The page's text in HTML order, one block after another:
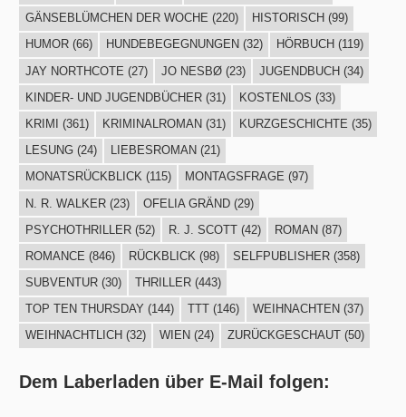
GÄNSEBLÜMCHEN DER WOCHE (220) HISTORISCH (99)
HUMOR(66) HUNDEBEGEGNUNGEN (32) HÖRBUCH (119)
JAY NORTHCOTE (27) JO NESBØ(23) JUGENDBUCH(34)
KINDER- UND JUGENDBÜCHER(31) KOSTENLOS (33)
KRIMI
(361) KRIMINALROMAN (31) KURZGESCHICHTE (35)
LESUNG(24) LIEBESROMAN (21)
MONATSRÜCKBLICK(115) MONTAGSFRAGE (97)
N. R. WALKER(23) OFELIA GRÄND(29)
PSYCHOTHRILLER(52) R. J. SCOTT(42) ROMAN(87)
ROMANCE (846) RÜCKBLICK (98) SELFPUBLISHER(358)
SUBVENTUR(30) THRILLER(443)
TOP TEN THURSDAY (144) TTT(146) WEIHNACHTEN (37)
WEIHNACHTLICH (32) WIEN (24) ZURÜCKGESCHAUT(50)
Dem Laberladen über E-Mail folgen: